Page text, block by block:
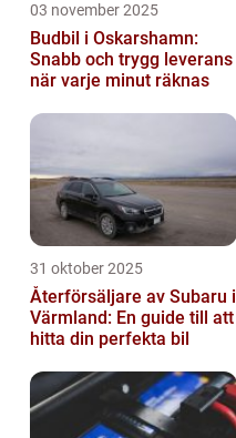
03 november 2025
Budbil i Oskarshamn:
Snabb och trygg leverans
när varje minut räknas
31 oktober 2025
Återförsäljare av Subaru i
Värmland: En guide till att
hitta din perfekta bil